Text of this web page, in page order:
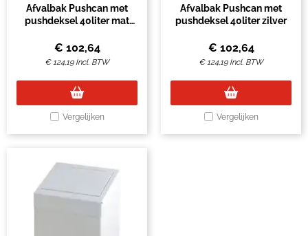
Afvalbak Pushcan met
pushdeksel 40liter mat
€ 102,64
€124,19 Incl. BTW
Vergelijken
Afvalbak Pushcan met
pushdeksel 40liter zilver
€ 102,64
€124,19 Incl. BTW
Vergelijken